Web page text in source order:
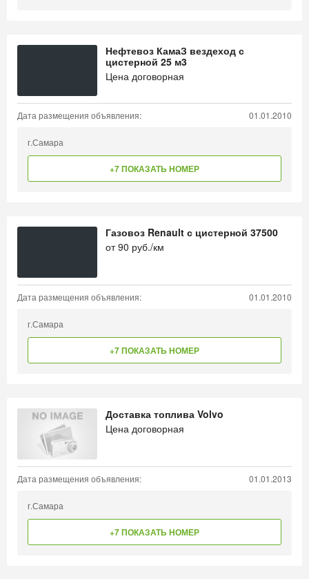
Нефтевоз КамаЗ вездеход с
цистерной 25 м3
Цена договорная
Дата размещения объявления: 01.01.2010
г.Самара
+7 ПОКАЗАТЬ НОМЕР
Газовоз Renault с цистерной 37500
от90 руб./км
Дата размещения объявления: 01.01.2010
г.Самара
+7 ПОКАЗАТЬ НОМЕР
Доставка топлива Volvo
Цена договорная
Дата размещения объявления: 01.01.2013
г.Самара
+7 ПОКАЗАТЬ НОМЕР